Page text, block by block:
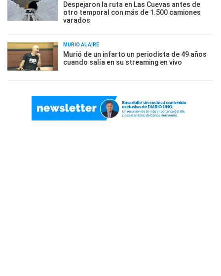
Despejaron la ruta en Las Cuevas antes de
otro temporal con más de 1.500 camiones
varados
MURIÓ AL AIRE
Murió de un infarto un periodista de 49 años
cuando salía en su streaming en vivo